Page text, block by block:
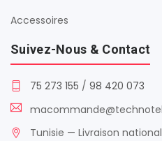
Accessoires
Suivez-Nous & Contact
75 273 155 / 98 420 073
Tunisie — Livraison